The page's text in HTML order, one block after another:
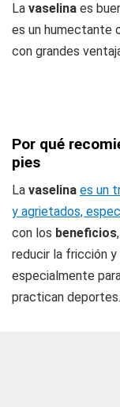
La vaselina es
es un humectante
con grandes
Por qué
pies
La vaselina es un
y agrietados,
con los beneficios
reducir la fricción
especialmente
practican deportes.